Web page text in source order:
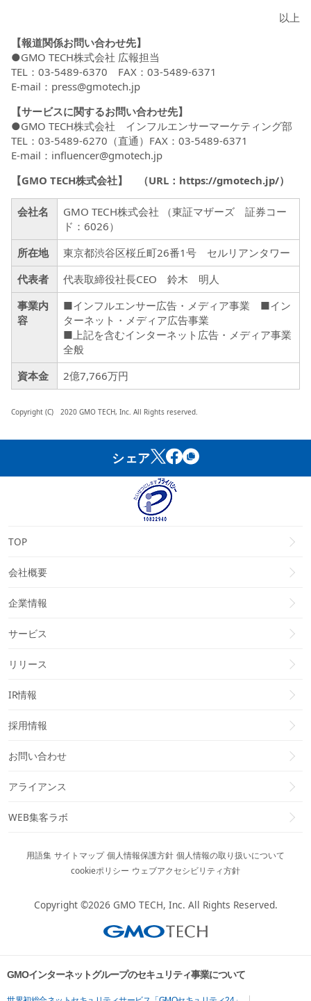
以上
【報道関係お問い合わせ先】
●GMO TECH株式会社 広報担当
TEL：03-5489-6370 FAX：03-5489-6371
E-mail：press@gmotech.jp
【サービスに関するお問い合わせ先】
●GMO TECH株式会社 インフルエンサーマーケティング部
TEL：03-5489-6270（直通）FAX：03-5489-6371
E-mail：influencer@gmotech.jp
【GMO TECH株式会社】 （URL： https://gmotech.jp/）
会社名
GMO TECH株式会社 （東証マザーズ 証券コー
ド：6026）
所在地
東京都渋谷区桜丘町26番1号 セルリアンタワー
代表者
代表取締役社長CEO 鈴木 明人
事業内
容
■インフルエンサー広告・メディア事業 ■イン
ターネット・メディア広告事業
■上記を含むインターネット広告・メディア事業
全般
資本金
2億7,766万円
Copyright (C) 2020 GMO TECH, Inc. All Rights reserved.
シェア
TOP
会社概要
企業情報
サービス
リリース
IR情報
採用情報
お問い合わせ
アライアンス
WEB集客ラボ
用語集 サイトマップ 個人情報保護方針 個人情報の取り扱いについて
cookieポリシー ウェブアクセシビリティ方針
Copyright ©2026 GMO TECH, Inc. All Rights Reserved.
GMOインターネットグループのセキュリティ事業について